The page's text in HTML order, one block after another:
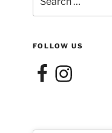
for:
FOLLOW US
FacebookInstagram